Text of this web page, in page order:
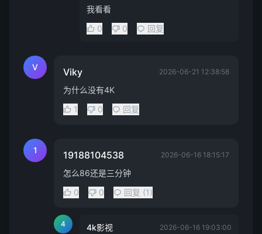
我看看
0
0 回复
V Viky 2026-06-21 12:38:58
为什么没有4K
1
0 回复
1 19188104538 2026-06-16 18:15:17
怎么86还是三分钟
0
0 回复 (1)
4 4k影视 2026-06-16 19:03:00